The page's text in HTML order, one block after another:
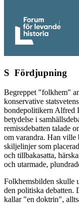
S Fördjupning
Begreppet "folkhem"
konservative
bondepolitikern Alfred
betydelse i
remissdebatten talade
om varandra. Han ville
skiljelinjer som
och tillbakasatta,
och utarmade,
Folkhemsbilden skulle
den politiska debatten.
kallar "en doktrin",